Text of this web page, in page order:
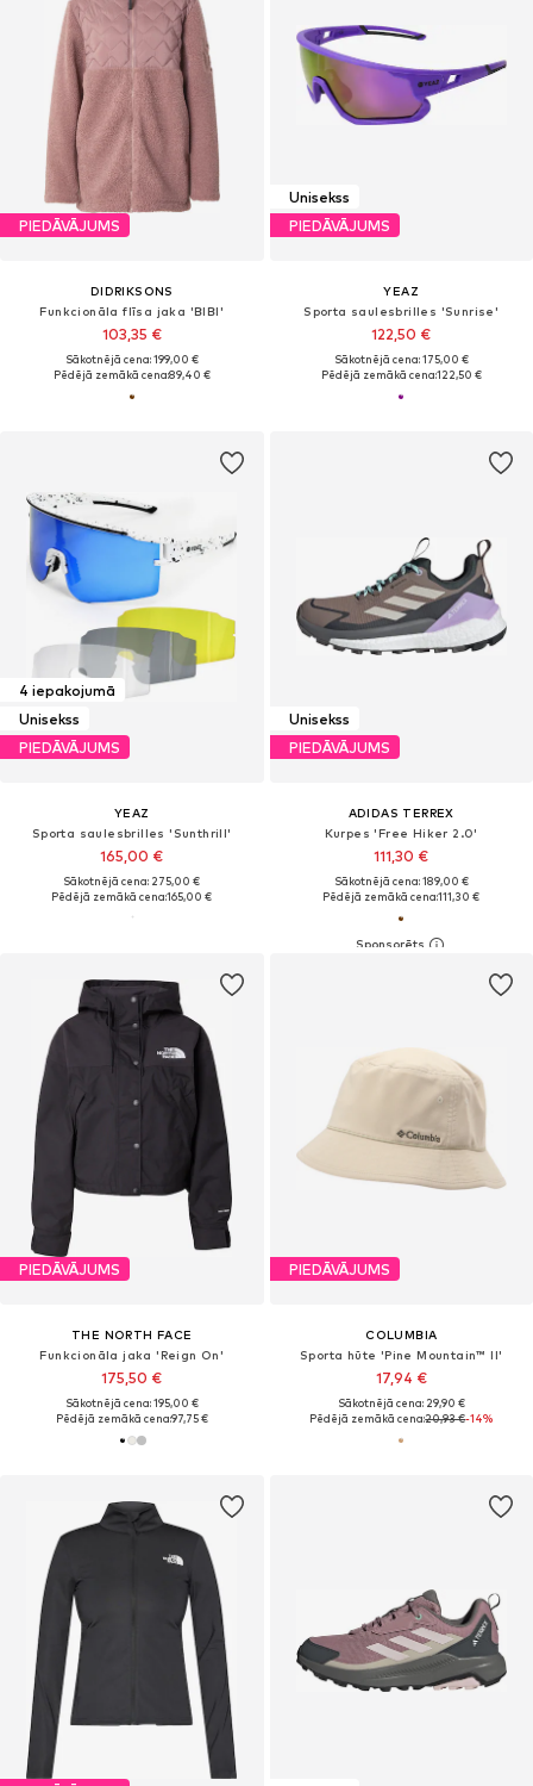
PIEDĀVĀJUMS
DIDRIKSONS
Funkcionāla flīsa jaka 'BIBI'
103,35 €
Sākotnējā cena: 199,00 €
Pēdējā zemākā cena:89,40 €
Unisekss
PIEDĀVĀJUMS
YEAZ
Sporta saulesbrilles 'Sunrise'
122,50 €
Sākotnējā cena: 175,00 €
Pēdējā zemākā cena:122,50 €
4 iepakojumā
Unisekss
PIEDĀVĀJUMS
YEAZ
Sporta saulesbrilles 'Sunthrill'
165,00 €
Sākotnējā cena: 275,00 €
Pēdējā zemākā cena:165,00 €
Unisekss
PIEDĀVĀJUMS
ADIDAS TERREX
Kurpes 'Free Hiker 2.0'
111,30 €
Sākotnējā cena: 189,00 €
Pēdējā zemākā cena:111,30 €
PIEDĀVĀJUMS
THE NORTH FACE
Funkcionāla jaka 'Reign On'
175,50 €
Sākotnējā cena: 195,00 €
Pēdējā zemākā cena:97,75 €
PIEDĀVĀJUMS
COLUMBIA
Sporta hūte 'Pine Mountain™ II'
17,94 €
Sākotnējā cena: 29,90 €
Pēdējā zemākā cena:20,93 €-14%